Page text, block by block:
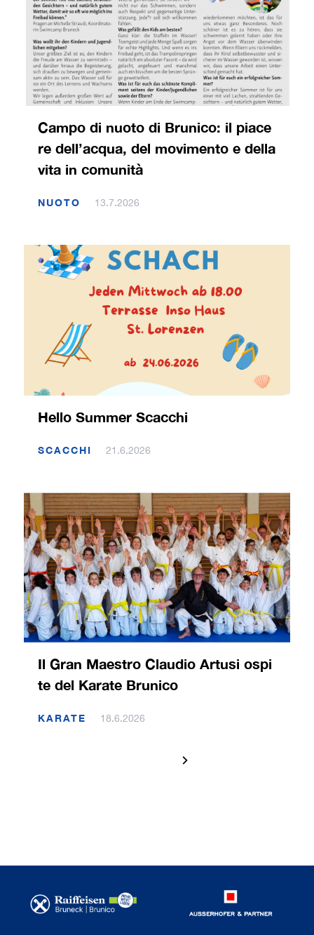
Campo di nuoto di Brunico: il piace
re dell’acqua, del movimento e della
vita in comunità
NUOTO 13.7.2026
Hello Summer Scacchi
SCACCHI 21.6.2026
Il Gran Maestro Claudio Artusi ospi
te del Karate Brunico
KARATE 18.6.2026